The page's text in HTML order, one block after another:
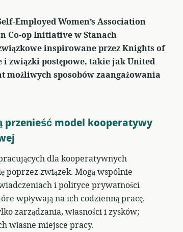
Employed Women’s Association
Co-op Initiative w Stanach
inspirowane przez Knights of
związki postępowe, takie jak United
możliwych sposobów zaangażowania
model kooperatywy
dla kooperatywnych
poprzez związek. Mogą wspólnie
i polityce prywatności
wpływają na ich codzienną pracę.
zarządzania, własności i zysków;
własne miejsce pracy.